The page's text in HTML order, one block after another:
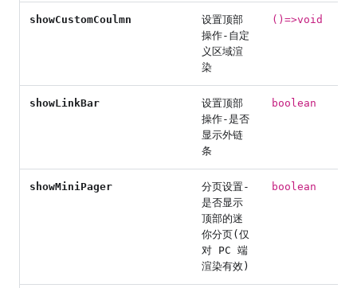
showCustomCoulmn
设置顶部
操作-自定
义区域渲
染
()=>void
showLinkBar
设置顶部
操作-是否
显示外链
条
boolean
showMiniPager
分页设置-
是否显示
顶部的迷
你分页(仅
对 PC 端
渲染有效)
boolean